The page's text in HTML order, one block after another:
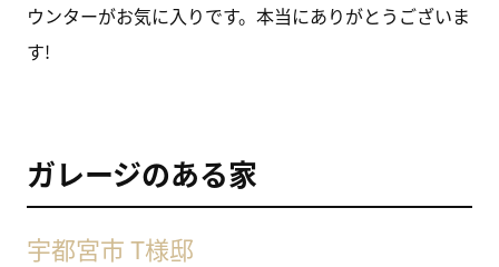
ウンターがお気に入りです。本当にありがとうございま
す!
ガレージのある家
宇都宮市 T様邸